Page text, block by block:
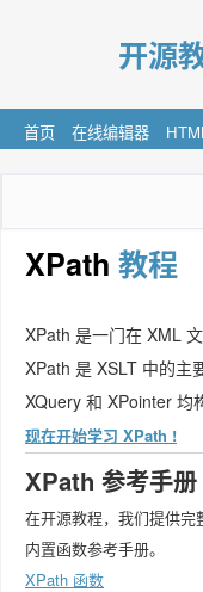
开源
首页 在线编辑器
XPath 教程
XPath 是一门在 XML
XPath 是 XSLT 中的主
XQuery 和 XPointer 均
现在开始学习 XPath !
XPath 参考手册
在开源教程，我们提供
内置函数参考手册。
XPath 函数